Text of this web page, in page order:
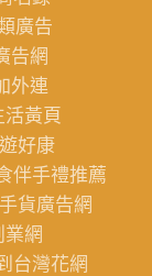
廣告
告網
外連
活黃頁
好康
伴手禮推薦
貨廣告網
業網
台灣花網